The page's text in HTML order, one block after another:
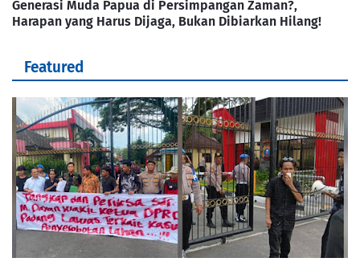
Generasi Muda Papua di Persimpangan Zaman?,
Harapan yang Harus Dijaga, Bukan Dibiarkan Hilang!
Featured